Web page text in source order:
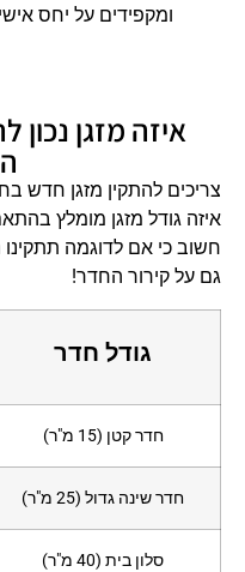
ומקפידים על יחס
איזה מזגן
צריכים להתקין מזגן חדש
איזה גודל מזגן מומלץ
חשוב כי אם לדוגמה תתקינו
גם על קירור החדר!
גודל חדר
חדר קטן (15 מ"ר)
חדר שינה גדול (25 מ"ר)
סלון בית (40 מ"ר)